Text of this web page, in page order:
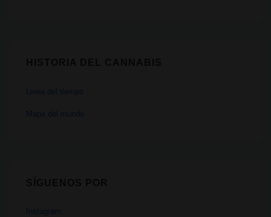
Linea del tiempo
Mapa del mundo
Instagram